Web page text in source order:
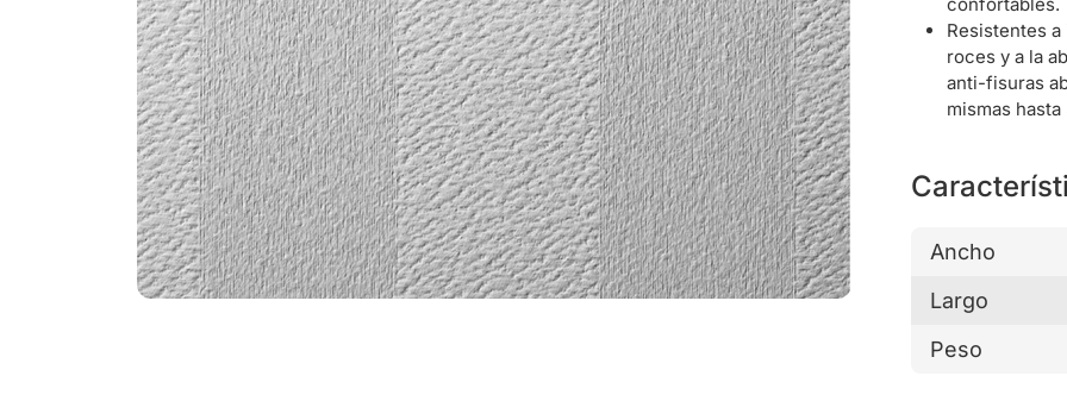
Resistentes
roces y a la
anti-fisuras
mismas hasta
Ancho
Largo
Peso